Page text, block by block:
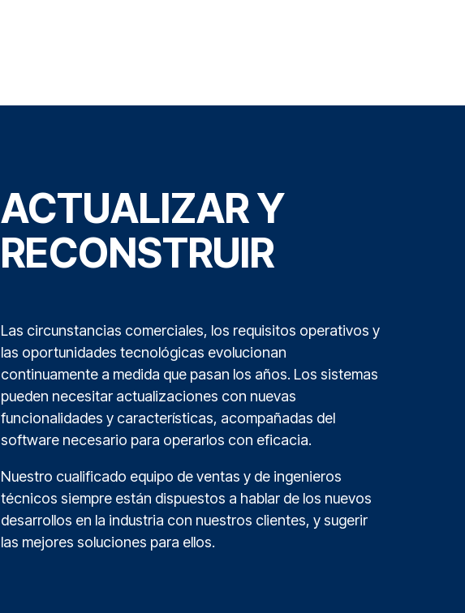
ACTUALIZAR Y
RECONSTRUIR
Las circunstancias comerciales, los requisitos operativos y
las oportunidades tecnológicas evolucionan
continuamente a medida que pasan los años. Los sistemas
pueden necesitar actualizaciones con nuevas
funcionalidades y características, acompañadas del
software necesario para operarlos con eficacia.
Nuestro cualificado equipo de ventas y de ingenieros
técnicos siempre están dispuestos a hablar de los nuevos
desarrollos en la industria con nuestros clientes, y sugerir
las mejores soluciones para ellos.